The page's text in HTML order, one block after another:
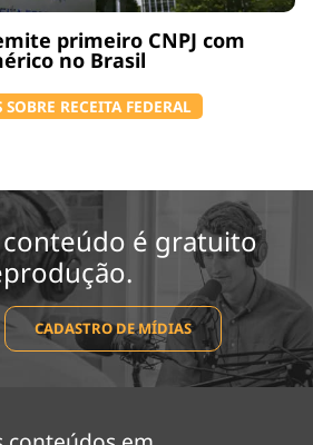
primeiro CNPJ com
no Brasil
RECEITA FEDERAL
é gratuito
CADASTRO DE MÍDIAS